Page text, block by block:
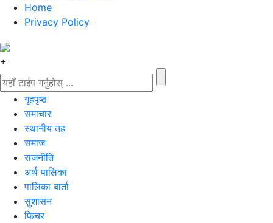
Home
Privacy Policy
+
गृहपृष्‍ठ
समाचार
स्थानीय तह
समाज
राजनीति
अर्थ पालिका
पालिका बार्ता
सुशासन
फिचर